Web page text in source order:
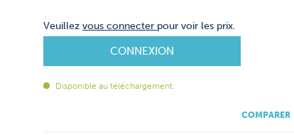
Veuillezvous connecter pour voir les prix.
CONNEXION
Disponible au téléchargement.
COMPARER